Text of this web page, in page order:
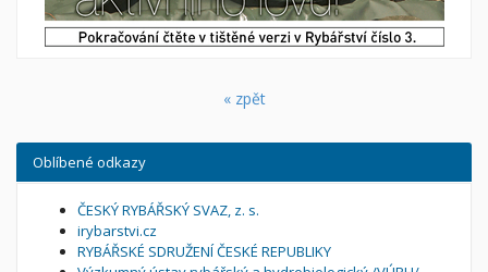
« zpět
Oblíbené odkazy
ČESKÝ RYBÁŘSKÝ SVAZ, z. s.
irybarstvi.cz
RYBÁŘSKÉ SDRUŽENÍ ČESKÉ REPUBLIKY